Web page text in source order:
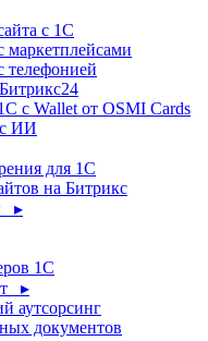
с 1С
маркетплейсами
телефонией
с Wallet от OSMI Cards
ИИ
для 1С
на Битрикс
▸
1С
▸
аутсорсинг
документов